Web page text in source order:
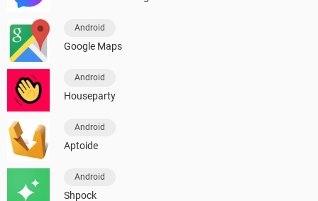
Android
Google Maps
Android
Houseparty
Android
Aptoide
Android
Shpock